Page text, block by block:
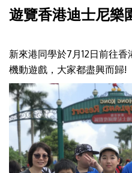
遊覽香港迪士尼樂
新來港同學於7月12日前往
機動遊戲，大家都盡興而歸!